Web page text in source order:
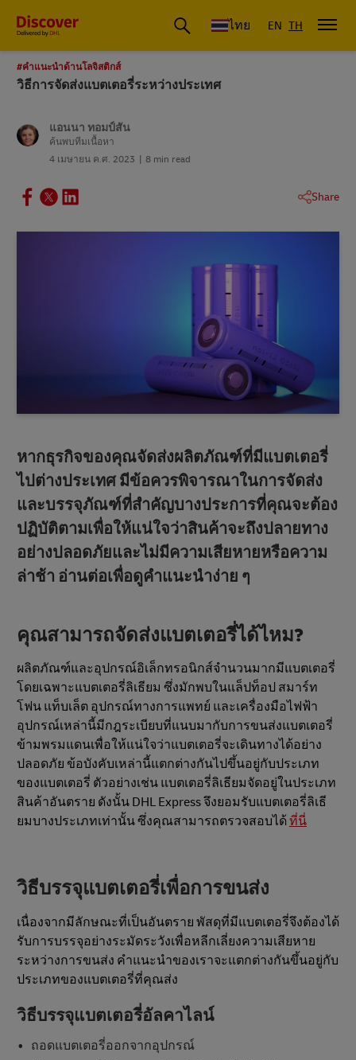
ดีเอชแอล ประเทศไทย ไทย EN TH
#คําแนะนําด้านโลจิสติกส์
วิธีการจัดส่งแบตเตอรี่ระหว่างประเทศ
แอนนา ทอมป์สัน
ค้นพบทีมเนื้อหา
4 เมษายน ค.ศ. 2023
8 min read
Share
หากธุรกิจของคุณจัดส่งผลิตภัณฑ์ที่มีแบตเตอรี่
ไปต่างประเทศ มีข้อควรพิจารณาในการจัดส่ง
และบรรจุภัณฑ์ที่สำคัญบางประการที่คุณจะต้อง
ปฏิบัติตามเพื่อให้แน่ใจว่าสินค้าจะถึงปลายทาง
อย่างปลอดภัยและไม่มีความเสียหายหรือความ
ล่าช้า อ่านต่อเพื่อดูคำแนะนำง่าย ๆ
คุณสามารถจัดส่งแบตเตอรี่ได้ไหม?
ผลิตภัณฑ์และอุปกรณ์อิเล็กทรอนิกส์จำนวนมากมีแบตเตอรี่
โดยเฉพาะแบตเตอรี่ลิเธียม ซึ่งมักพบในแล็ปท็อป สมาร์ท
โฟน แท็บเล็ต อุปกรณ์ทางการแพทย์ และเครื่องมือไฟฟ้า
อุปกรณ์เหล่านี้มีกฎระเบียบที่แนบมากับการขนส่งแบตเตอรี่
ข้ามพรมแดนเพื่อให้แน่ใจว่าแบตเตอรี่จะเดินทางได้อย่าง
ปลอดภัย ข้อบังคับเหล่านี้แตกต่างกันไปขึ้นอยู่กับประเภท
ของแบตเตอรี่ ตัวอย่างเช่น แบตเตอรี่ลิเธียมจัดอยู่ในประเภท
สินค้าอันตราย ดังนั้น DHL Express จึงยอมรับแบตเตอรี่ลิเธี
ยมบางประเภทเท่านั้น ซึ่งคุณสามารถตรวจสอบได้ ที่นี่
วิธีบรรจุแบตเตอรี่เพื่อการขนส่ง
เนื่องจากมีลักษณะที่เป็นอันตราย พัสดุที่มีแบตเตอรี่จึงต้องได้
รับการบรรจุอย่างระมัดระวังเพื่อหลีกเลี่ยงความเสียหาย
ระหว่างการขนส่ง คำแนะนำของเราจะแตกต่างกันขึ้นอยู่กับ
ประเภทของแบตเตอรี่ที่คุณส่ง
วิธีบรรจุแบตเตอรี่อัลคาไลน์
ถอดแบตเตอรี่ออกจากอุปกรณ์